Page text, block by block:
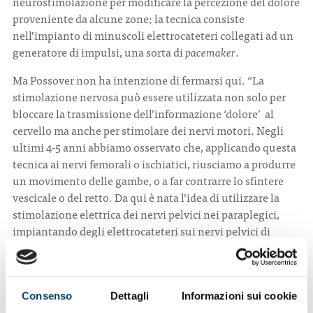
Consenso Dettagli Informazioni sui cookie
proveniente da alcune zone; la tecnica consiste
nell’impianto di minuscoli elettrocateteri collegati ad un
generatore di impulsi, una sorta dipacemaker.
Ma Possover non ha intenzione di fermarsi qui. “La
stimolazione nervosa può essere utilizzata non solo per
bloccare la trasmissione dell’informazione ‘dolore’ al
cervello ma anche per stimolare dei nervi motori. Negli
ultimi 4-5 anni abbiamo osservato che, applicando questa
tecnica ai nervi femorali o ischiatici, riusciamo a produrre
un movimento delle gambe, o a far contrarre lo sfintere
vescicale o del retto. Da qui è nata l’idea di utilizzare la
stimolazione elettrica dei nervi pelvici nei paraplegici,
impiantando degli elettrocateteri sui nervi pelvici di
questi pazienti e collegandoli ad un piccolo ‘pacemaker’
posizionato in una tasca sottocutanea. Questo ci ha
consentito di far muovere le gambe di pazienti
paraplegici, all’inizio in maniera indipendente dalla loro